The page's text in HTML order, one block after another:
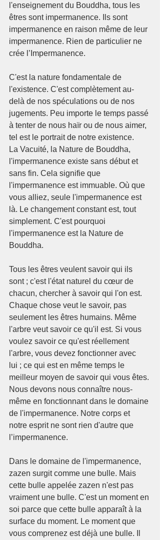
l'enseignement du Bouddha, tous les
êtres sont impermanence. Ils sont
impermanence en raison même de leur
impermanence. Rien de particulier ne
crée l’Impermanence.
C'est la nature fondamentale de
l'existence. C'est complètement au-
delà de nos spéculations ou de nos
jugements. Peu importe le temps passé
à tenter de nous haïr ou de nous aimer,
tel est le portrait de notre existence.
La Vacuité, la Nature de Bouddha,
l'impermanence existe sans début et
sans fin. Cela signifie que
l'impermanence est immuable. Où que
vous alliez, seule l'impermanence est
là. Le changement constant est, tout
simplement. C'est pourquoi
l'impermanence est la Nature de
Bouddha.
Tous les êtres veulent savoir qui ils
sont ; c'est l'état naturel du cœur de
chacun, chercher à savoir qui l'on est.
Chaque chose veut le savoir, pas
seulement les êtres humains. Même
l'arbre veut savoir ce qu'il est. Si vous
voulez savoir ce qu'est réellement
l'arbre, vous devez fonctionner avec
lui ; ce qui est en même temps le
meilleur moyen de savoir qui vous êtes.
Nous devons nous connaître nous-
même en fonctionnant dans le domaine
de l'impermanence. Notre corps et
notre esprit ne sont rien d'autre que
l’impermanence.
Dans le domaine de l'impermanence,
zazen surgit comme une bulle. Mais
cette bulle appelée zazen n'est pas
vraiment une bulle. C'est un moment en
soi parce que cette bulle apparaît à la
surface du moment. Le moment que
vous comprenez est déjà une bulle. Il